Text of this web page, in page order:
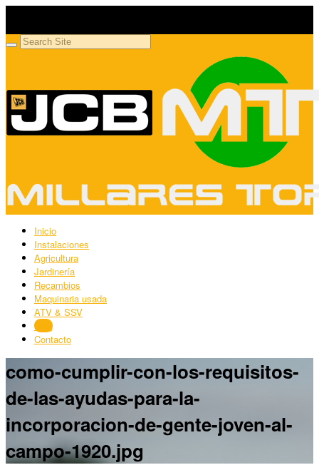
Inicio
Instalaciones
Agricultura
Jardinería
Recambios
Maquinaria usada
ATV & SSV
Blog
Contacto
como-cumplir-con-los-requisitos-
de-las-ayudas-para-la-
incorporacion-de-gente-joven-al-
campo-1920.jpg